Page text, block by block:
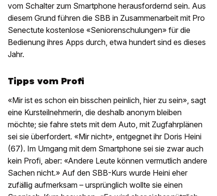
vom Schalter zum Smartphone herausfordernd sein. Aus
diesem Grund führen die SBB in Zusammenarbeit mit Pro
Senectute kostenlose «Seniorenschulungen» für die
Bedienung ihres Apps durch, etwa hundert sind es dieses
Jahr.
Tipps vom Profi
«Mir ist es schon ein bisschen peinlich, hier zu sein», sagt
eine Kursteilnehmerin, die deshalb anonym bleiben
möchte; sie fahre stets mit dem Auto, mit Zugfahrplänen
sei sie überfordert. «Mir nicht», entgegnet ihr Doris Heini
(67). Im Umgang mit dem Smartphone sei sie zwar auch
kein Profi, aber: «Andere Leute können vermutlich andere
Sachen nicht.» Auf den SBB-Kurs wurde Heini eher
zufällig aufmerksam – ursprünglich wollte sie einen